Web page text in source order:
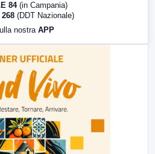
84 (in Campania)
(DDT Nazionale)
nostra APP